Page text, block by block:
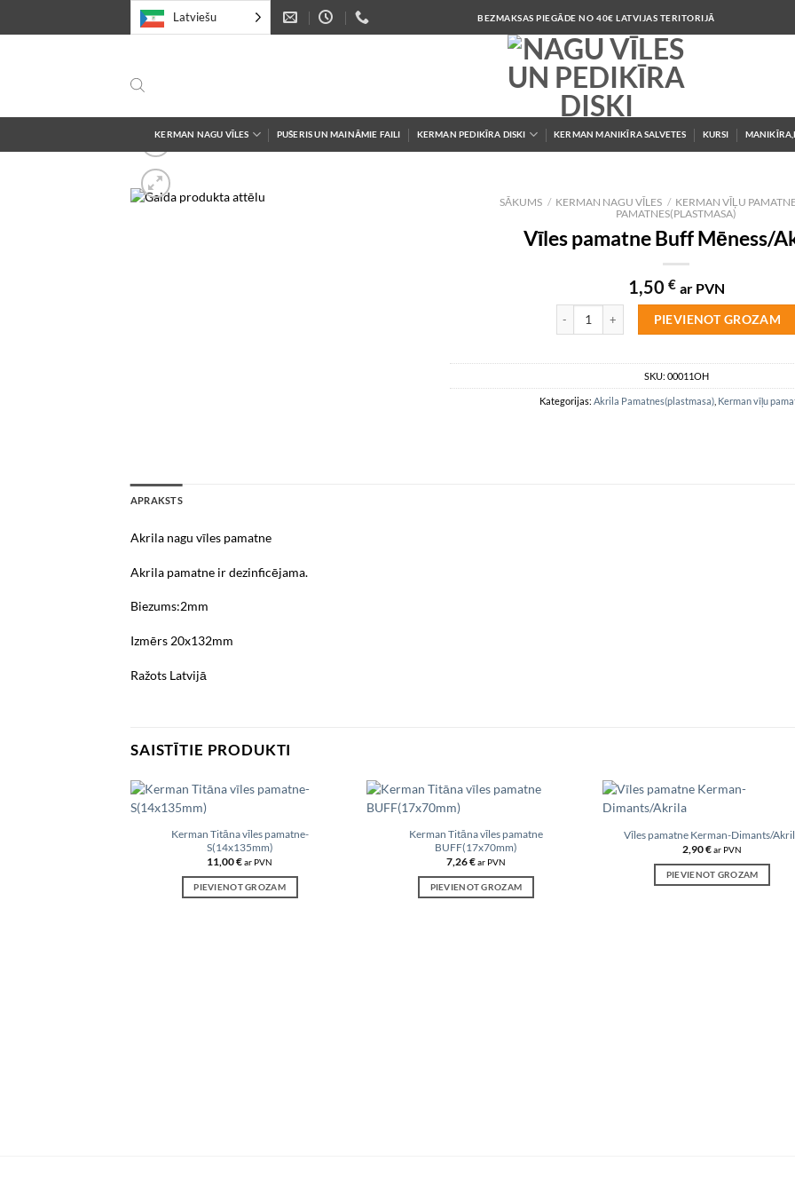
Latviešu BEZMAKSAS PIEGĀDE NO 40€ LATVIJAS TERITORIJĀ
KERMAN NAGU VĪLES PUŠERIS UN MAINĀMIE FAILI KERMAN PEDIKĪRA DISKI KERMAN MANIKĪRA SALVETES KURSI
SĀKUMS / KERMAN NAGU VĪLES / KERMAN VĪĻU
PAMATNES(PLASTMASA)
Vīles pamatne Buff Mēness/
1,50 € ar PVN
Vīles pamatne Buff Mēness/Akrila daudzums
PIEVIENOT GROZAM
SKU: 00011OH
Kategorijas: Akrila Pamatnes(plastmasa) Kerman vīļu
APRAKSTS
Akrila nagu vīles pamatne
Akrila pamatne ir dezinficējama.
Biezums:2mm
Izmērs 20x132mm
Ražots Latvijā
SAISTĪTIE PRODUKTI
Kerman Titāna vīles pamatne-
S(14x135mm)
11,00€ar PVN
PIEVIENOT GROZAM
Kerman Titāna vīles pamatne
BUFF(17x70mm)
7,26€ar PVN
PIEVIENOT GROZAM
Vīles pamatne Kerman-Dimants/
2,90€ar PVN
PIEVIENOT GROZAM